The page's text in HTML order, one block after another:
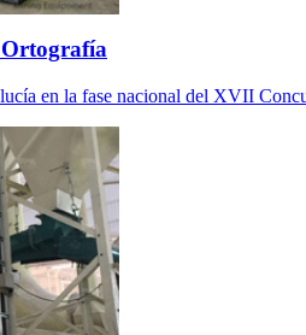
Ortografía
en la fase nacional del XVII